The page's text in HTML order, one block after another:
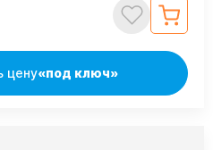
цену«под ключ»